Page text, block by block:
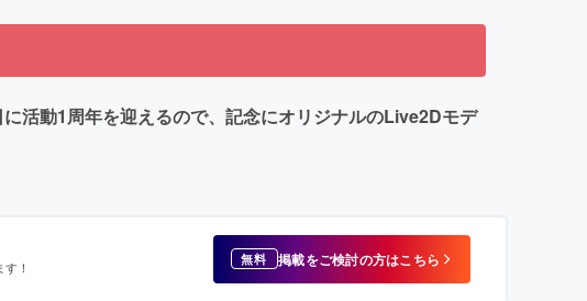
活動1周年を迎えるので、記念にオリジナルのLive2Dモデ
！ 無料 掲載をご検討の方はこちら